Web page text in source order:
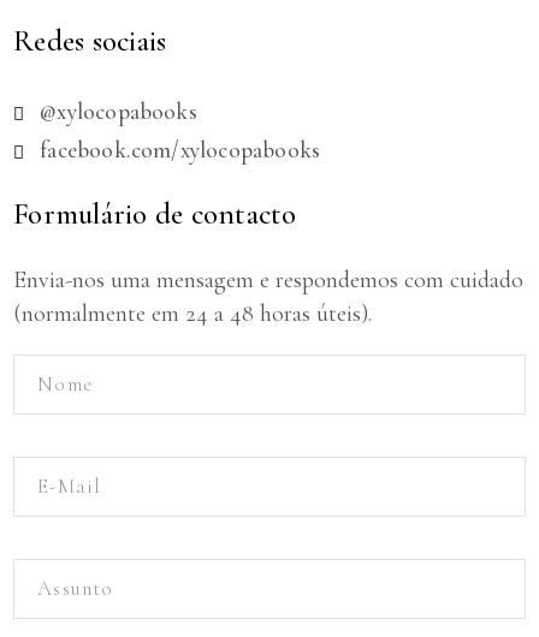
Redes sociais
@xylocopabooks
facebook.com/xylocopabooks
Formulário de contacto
Envia-nos uma mensagem e respondemos com cuidado
(normalmente em 24 a 48 horas úteis).